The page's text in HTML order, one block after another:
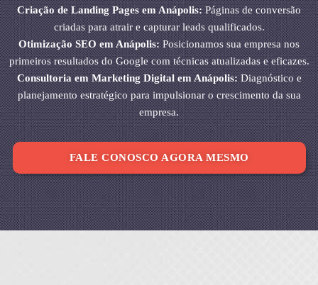
Criação de Landing Pages em Anápolis:Páginas de conversão
criadas para atrair e capturar leads qualificados.
Otimização SEO em Anápolis:Posicionamos sua empresa nos
primeiros resultados do Google com técnicas atualizadas e eficazes.
Consultoria em Marketing Digital em Anápolis:Diagnóstico e
planejamento estratégico para impulsionar o crescimento da sua
empresa.
FALE CONOSCO AGORA MESMO